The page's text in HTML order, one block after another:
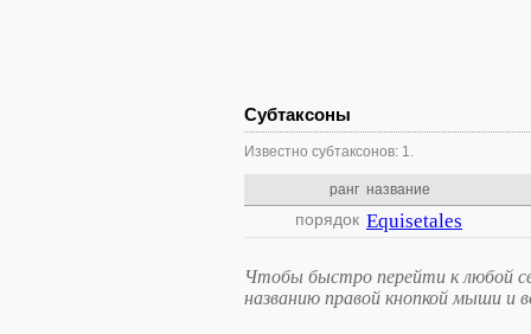
Субтаксоны
Известно субтаксонов: 1.
ранг название
порядок Equisetales
Чтобы быстро перейти к любой
названию правой кнопкой мыши и